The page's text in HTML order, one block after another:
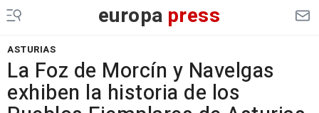
europa press
ASTURIAS
La Foz de Morcín y Navelgas
exhiben la historia de los